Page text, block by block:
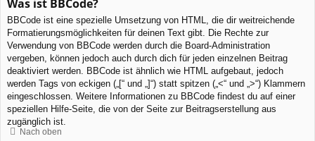
Was ist BBCode?
BBCode ist eine spezielle Umsetzung von HTML, die dir weitreichende
Formatierungsmöglichkeiten für deinen Text gibt. Die Rechte zur
Verwendung von BBCode werden durch die Board-Administration
vergeben, können jedoch auch durch dich für jeden einzelnen Beitrag
deaktiviert werden. BBCode ist ähnlich wie HTML aufgebaut, jedoch
werden Tags von eckigen („[“ und „]“) statt spitzen („<“ und „>“) Klammern
eingeschlossen. Weitere Informationen zu BBCode findest du auf einer
speziellen Hilfe-Seite, die von der Seite zur Beitragserstellung aus
zugänglich ist.
Nach oben